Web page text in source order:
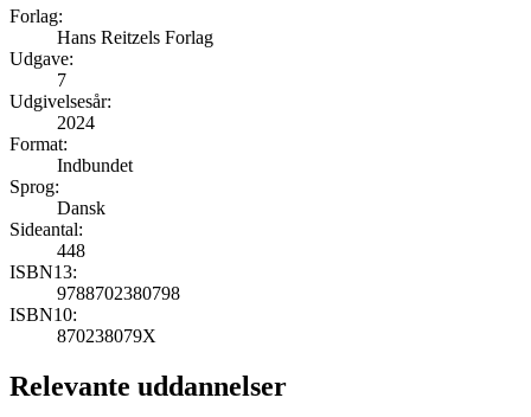
Forlag:
Hans Reitzels Forlag
Udgave:
7
Udgivelsesår:
2024
Format:
Indbundet
Sprog:
Dansk
Sideantal:
448
ISBN13:
9788702380798
ISBN10:
870238079X
Relevante uddannelser